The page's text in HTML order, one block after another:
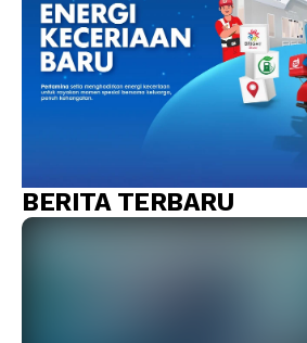
BERITA TERBARU